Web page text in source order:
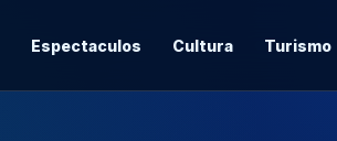
Espectaculos Cultura Turismo